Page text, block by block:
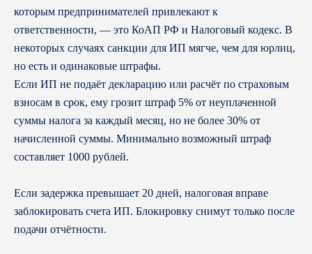
которым предпринимателей привлекают к
ответственности, — это КоАП РФ и Налоговый кодекс. В
некоторых случаях санкции для ИП мягче, чем для юрлиц,
но есть и одинаковые штрафы.
Если ИП не подаёт декларацию или расчёт по страховым
взносам в срок, ему грозит штраф 5% от неуплаченной
суммы налога за каждый месяц, но не более 30% от
начисленной суммы. Минимально возможный штраф
составляет 1000 рублей.
Если задержка превышает 20 дней, налоговая вправе
заблокировать счета ИП. Блокировку снимут только после
подачи отчётности.
Подписаться
я соглашаюсь
получение материалов
8 800 700-13-79
пн-чт с 08:00 до 19:00
пт с 08:00 до 18:00
Бухгалтерия
• Для крупного и среднего бизнеса
• Для малого бизнеса
• Для ИП
Подготовка управленческой